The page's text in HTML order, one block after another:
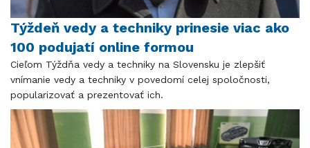
Týždeň vedy a techniky prinesie viac ako
100 podujatí online formou
Cieľom Týždňa vedy a techniky na Slovensku je zlepšiť
vnímanie vedy a techniky v povedomí celej spoločnosti,
popularizovať a prezentovať ich.